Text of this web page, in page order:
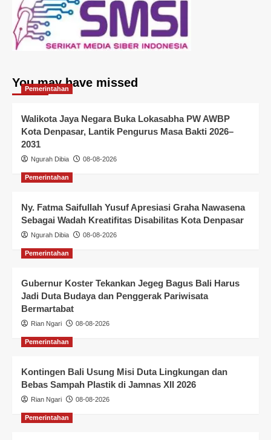
You may have missed
Pemerintahan
Walikota Jaya Negara Buka Lokasabha PW AWBP
Kota Denpasar, Lantik Pengurus Masa Bakti 2026–
2031
Ngurah Dibia 08-08-2026
Pemerintahan
Ny. Fatma Saifullah Yusuf Apresiasi Graha Nawasena
Sebagai Wadah Kreatifitas Disabilitas Kota Denpasar
Ngurah Dibia 08-08-2026
Pemerintahan
Gubernur Koster Tekankan Jegeg Bagus Bali Harus
Jadi Duta Budaya dan Penggerak Pariwisata
Bermartabat
Rian Ngari 08-08-2026
Pemerintahan
Kontingen Bali Usung Misi Duta Lingkungan dan
Bebas Sampah Plastik di Jamnas XII 2026
Rian Ngari 08-08-2026
Pemerintahan